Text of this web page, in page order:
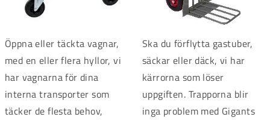
Öppna eller täckta vagnar,
med en eller flera hyllor, vi
har vagnarna för dina
interna transporter som
täcker de flesta behov,
Ska du förflytta gastuber,
säckar eller däck, vi har
kärrorna som löser
uppgiften. Trapporna blir
inga problem med Gigants